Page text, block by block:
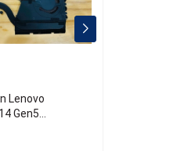
Lenovo
Gen5